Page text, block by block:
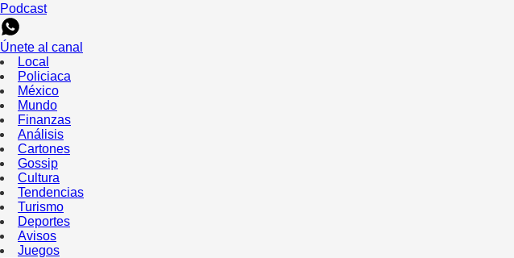
Podcast
Únete al canal
Local
Policiaca
México
Mundo
Finanzas
Análisis
Cartones
Gossip
Cultura
Tendencias
Turismo
Deportes
Avisos
Juegos